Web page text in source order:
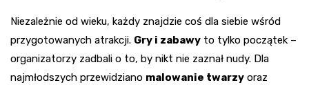
Niezależnie od wieku, każdy znajdzie coś dla siebie wśród
przygotowanych atrakcji. Gry i zabawy to tylko początek –
organizatorzy zadbali o to, by nikt nie zaznał nudy. Dla
najmłodszych przewidziano malowanie twarzy oraz